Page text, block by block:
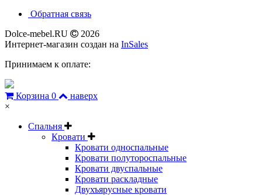
Обратная связь
Dolce-mebel.RU
2026
Интернет-магазин создан на InSales
Принимаем к оплате:
Корзина 0
наверх
×
Спальня
Кровати
Кровати односпальные
Кровати полутороспальные
Кровати двуспальные
Кровати раскладные
Двухъярусные кровати